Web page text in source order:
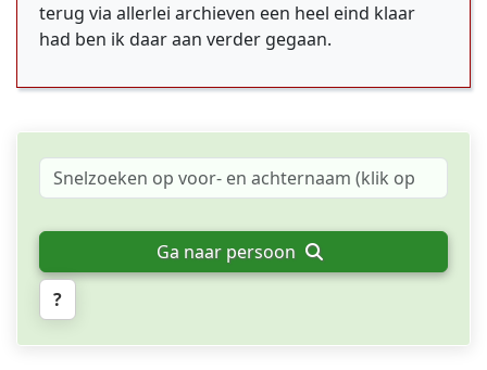
terug via allerlei archieven een heel eind klaar
had ben ik daar aan verder gegaan.
Ga naar persoon
?